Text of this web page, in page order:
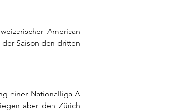
American
der Saison den dritten
einer Nationalliga A
aber den Zürich